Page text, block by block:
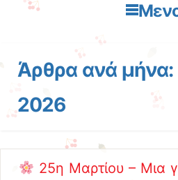
Άρθρα ανά μήνα:
2026
25η Μαρτίου – Μια